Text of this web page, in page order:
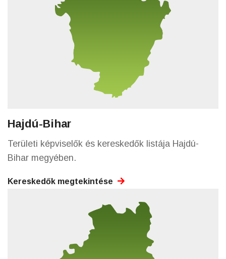
Hajdú-Bihar
Területi képviselők és kereskedők listája Hajdú-
Bihar megyében.
Kereskedők megtekintése